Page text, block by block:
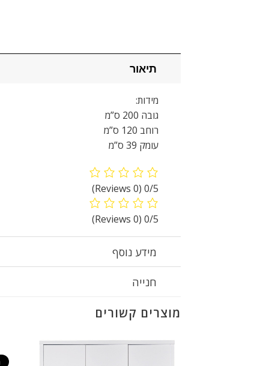
תיאור
מידות:
גובה 200 ס”מ
רוחב 120 ס”מ
עומק 39 ס”מ
0/5
(0 Reviews)
0/5
(0 Reviews)
מידע נוסף
חנייה
מוצרים קשורים